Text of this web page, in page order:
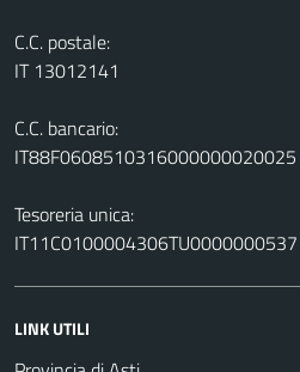
C.C. postale:
IT 13012141
C.C. bancario:
IT88F0608510316000000020025
Tesoreria unica:
IT11C0100004306TU0000000537
LINK UTILI